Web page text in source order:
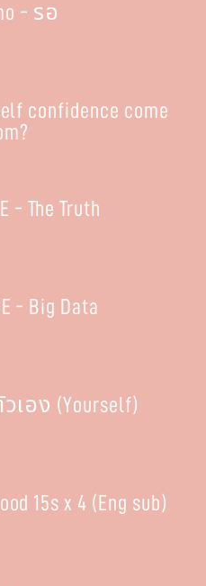
- รอ
confidence come
- The Truth
- Big Data
วเอง (Yourself)
15s x 4 (Eng sub)